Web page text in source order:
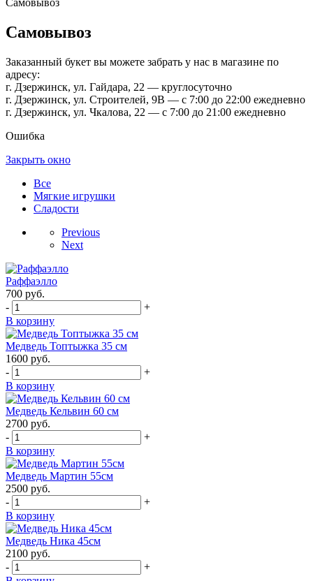
Самовывоз
Самовывоз
Заказанный букет вы можете забрать у нас в магазине по
адресу:
г. Дзержинск, ул. Гайдара, 22 — круглосуточно
г. Дзержинск, ул. Строителей, 9В — с 7:00 до 22:00 ежедневно
г. Дзержинск, ул. Чкалова, 22 — с 7:00 до 21:00 ежедневно
Ошибка
Закрыть окно
Все
Мягкие игрушки
Сладости
Previous
Next
Раффаэлло
700 руб.
-
+
В корзину
Медведь Топтыжка 35 см
1600 руб.
-
+
В корзину
Медведь Кельвин 60 см
2700 руб.
-
+
В корзину
Медведь Мартин 55см
2500 руб.
-
+
В корзину
Медведь Ника 45см
2100 руб.
-
+